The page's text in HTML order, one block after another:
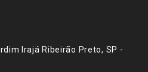
Irajá Ribeirão Preto, SP -